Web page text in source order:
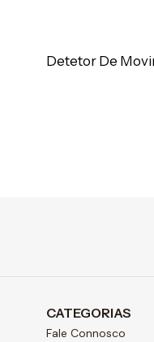
Detetor De
CATEGORIAS
Fale Connosco